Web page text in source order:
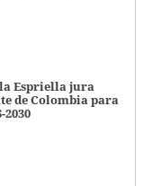
Espriella jura
de Colombia para
2030